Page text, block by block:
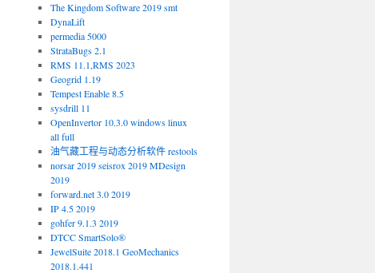
The Kingdom Software 2019 smt
DynaLift
permedia 5000
StrataBugs 2.1
RMS 11.1,RMS 2023
Geogrid 1.19
Tempest Enable 8.5
sysdrill 11
OpenInvertor 10.3.0 windows linux
all full
油气藏工程与动态分析软件 restools
norsar 2019 seisrox 2019 MDesign
2019
forward.net 3.0 2019
IP 4.5 2019
gohfer 9.1.3 2019
DTCC SmartSolo®
JewelSuite 2018.1 GeoMechanics
2018.1.441